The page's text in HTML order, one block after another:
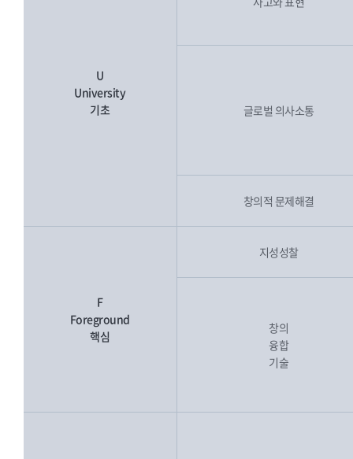
U
University
기초
글로벌 의사소통
창의적 문제해결
F
Foreground
핵심
지성성찰
창의
융합
기술